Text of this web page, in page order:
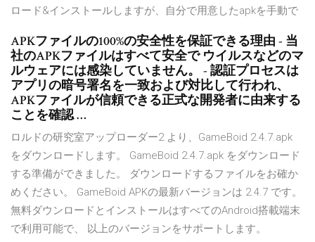
ロード&インストールしますが、自分で用意したapkを手動で
APKファイルの100%の安全性を保証できる理由 - 当
社のAPKファイルはすべて安全で ウイルスなどのマ
ルウェアには感染していません。 - 認証プロセスは
アプリの暗号署名を一致および対比して行われ、
APKファイルが信頼できる正式な開発者に由来する
ことを確認 …
ロルドの研究室アップローダー2 より、GameBoid 2.4.7.apk
をダウンロードします。 GameBoid 2.4.7.apk をダウンロード
する準備ができました。 ダウンロードするファイルをお確か
めください。 GameBoid APKの最新バージョンは 2.4.7 です。
無料ダウンロードとインストールはすべてのAndroid搭載端末
で利用可能で、 以上のバージョンをサポートします。